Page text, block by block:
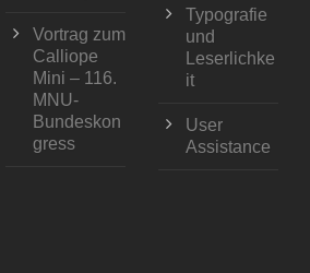
Vortrag zum
Calliope
Mini – 116.
MNU-
Bundeskon
gress
Typografie
und
Leserlichke
it
User
Assistance